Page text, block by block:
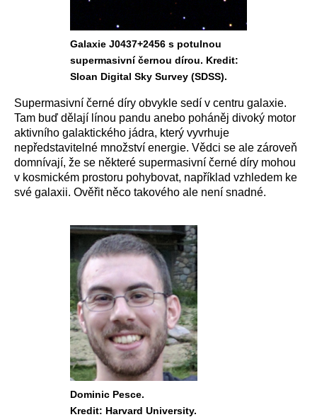
Galaxie J0437+2456 s potulnou
supermasivní černou dírou. Kredit:
Sloan Digital Sky Survey (SDSS).
Supermasivní černé díry obvykle sedí v centru galaxie.
Tam buď dělají línou pandu anebo poháněj divoký motor
aktivního galaktického jádra, který vyvrhuje
nepředstavitelné množství energie. Vědci se ale zároveň
domnívají, že se některé supermasivní černé díry mohou
v kosmickém prostoru pohybovat, například vzhledem ke
své galaxii. Ověřit něco takového ale není snadné.
Dominic Pesce.
Kredit: Harvard University.